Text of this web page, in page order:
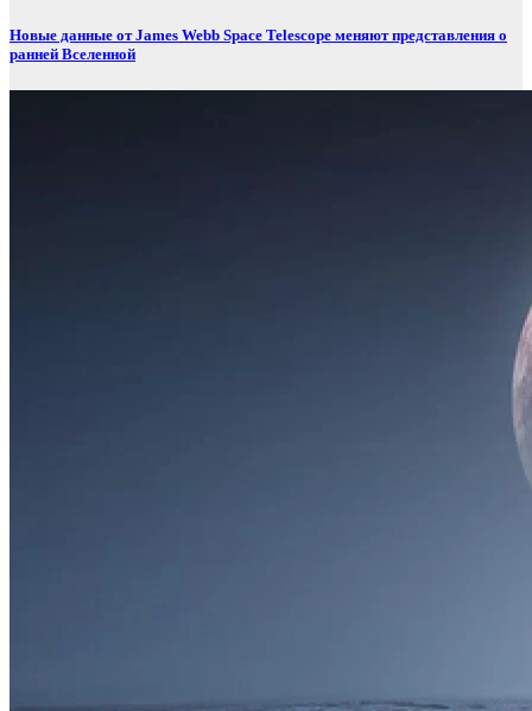
Новые данные от James Webb Space Telescope меняют представления о
ранней Вселенной